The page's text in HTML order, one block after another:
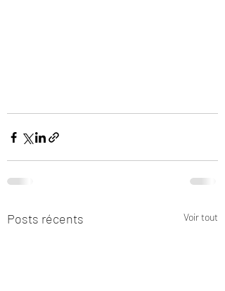
Posts récents Voir tout